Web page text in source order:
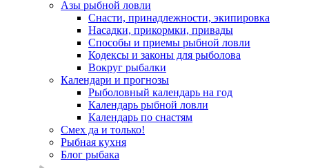
Азы рыбной ловли
Снасти, принадлежности, экипировка
Насадки, прикормки, привады
Способы и приемы рыбной ловли
Кодексы и законы для рыболова
Вокруг рыбалки
Календари и прогнозы
Рыболовный календарь на год
Календарь рыбной ловли
Календарь по снастям
Смех да и только!
Рыбная кухня
Блог рыбака